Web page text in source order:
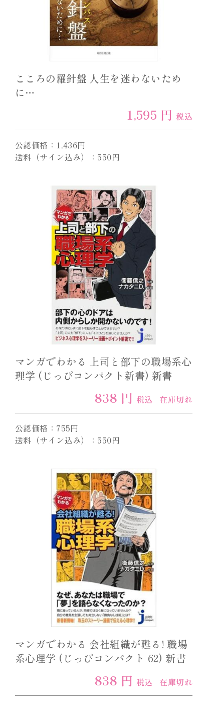
こころの羅針盤 人生を迷わないため
に…
1,595 円 税込
公認価格：1,436円
送料（サイン込み）：550円
マンガでわかる 上司と部下の職場系心
理学 (じっぴコンパクト新書) 新書
838 円 税込 在庫切れ
公認価格：755円
送料（サイン込み）：550円
マンガでわかる 会社組織が甦る! 職場
系心理学 (じっぴコンパクト 62) 新書
838 円 税込 在庫切れ